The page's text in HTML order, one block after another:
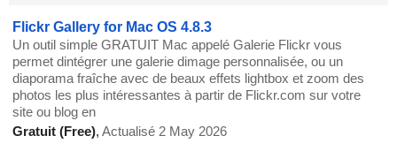
Flickr Gallery for Mac OS 4.8.3
Un outil simple GRATUIT Mac appelé Galerie Flickr vous
permet dintégrer une galerie dimage personnalisée, ou un
diaporama fraîche avec de beaux effets lightbox et zoom des
photos les plus intéressantes à partir de Flickr.com sur votre
site ou blog en
Gratuit (Free),Actualisé 2 May 2026